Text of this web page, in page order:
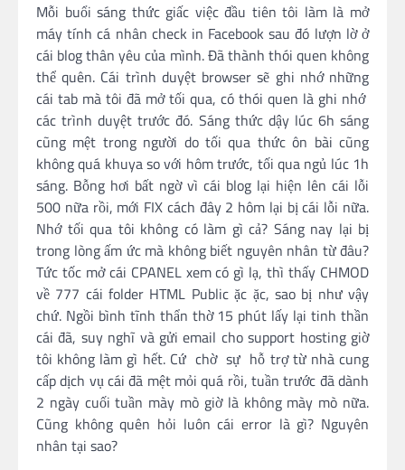
Mỗi buổi sáng thức giấc việc đầu tiên tôi làm là mở
máy tính cá nhân check in Facebook sau đó lượn lờ ở
cái blog thân yêu của mình. Đã thành thói quen không
thể quên. Cái trình duyệt browser sẽ ghi nhớ những
cái tab mà tôi đã mở tối qua, có thói quen là ghi nhớ
các trình duyệt trước đó. Sáng thức dậy lúc 6h sáng
cũng mệt trong người do tối qua thức ôn bài cũng
không quá khuya so với hôm trước, tối qua ngủ lúc 1h
sáng. Bỗng hơi bất ngờ vì cái blog lại hiện lên cái lỗi
500 nữa rồi, mới FIX cách đây 2 hôm lại bị cái lỗi nữa.
Nhớ tối qua tôi không có làm gì cả? Sáng nay lại bị
trong lòng ấm ức mà không biết nguyên nhân từ đâu?
Tức tốc mở cái CPANEL xem có gì lạ, thì thấy CHMOD
về 777 cái folder HTML Public ặc ặc, sao bị như vậy
chứ. Ngồi bình tĩnh thẩn thờ 15 phút lấy lại tinh thần
cái đã, suy nghĩ và gửi email cho support hosting giờ
tôi không làm gì hết. Cứ chờ sự hỗ trợ từ nhà cung
cấp dịch vụ cái đã mệt mỏi quá rồi, tuần trước đã dành
2 ngày cuối tuần mày mò giờ là không mày mò nữa.
Cũng không quên hỏi luôn cái error là gì? Nguyên
nhân tại sao?